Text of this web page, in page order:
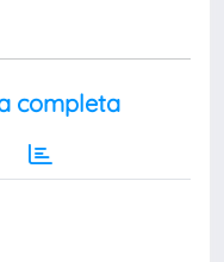
completa